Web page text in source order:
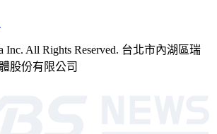
Inc. All Rights Reserved. 台北市內湖區瑞
股份有限公司